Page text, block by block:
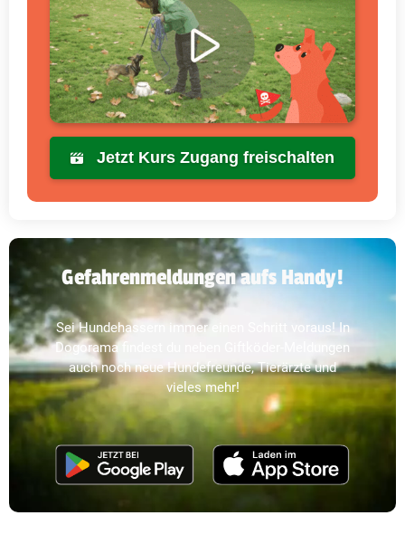
Jetzt Kurs Zugang freischalten
Gefahrenmeldungen aufs Handy!
Sei Hundehassern immer einen Schritt voraus! In
Dogorama findest du neben Giftköder-Meldungen
auch noch neue Hundefreunde, Tierärzte und
vieles mehr!